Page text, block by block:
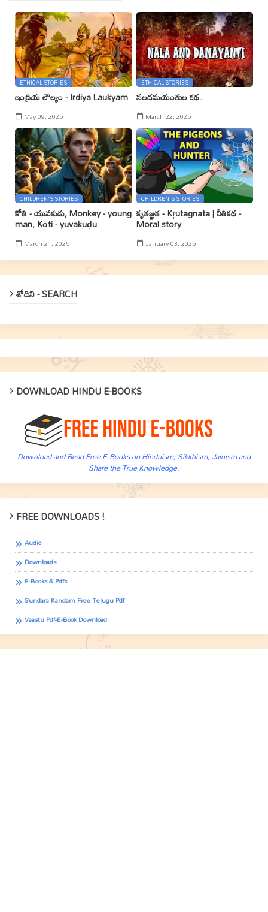
ETHICAL STORIES
ఇంద్రియ లౌల్యం - Irdiya Laukyam
May 09, 2025
ETHICAL STORIES
నలదమయంతుల కథ..
March 22, 2025
CHILDREN'S STORIES
కోతి - యువకుడు, Monkey - young
man, Kōti - yuvakuḍu
March 21, 2025
CHILDREN'S STORIES
కృతజ్ఞత - Kr̥utagnata | నీతికథ -
Moral story
January 03, 2025
శోదిని - SEARCH
DOWNLOAD HINDU E-BOOKS
Download and Read Free E-Books on Hinduism, Sikkhism, Jainism and
Share the True Knowledge.
FREE DOWNLOADS !
Audio
Downloads
E-Books & Pdfs
Sundara Kandam Free Telugu Pdf
Vaastu Pdf-E-Book Download